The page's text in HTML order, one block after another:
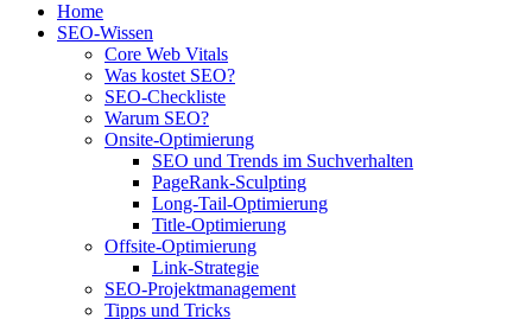
Home
SEO-Wissen
Core Web Vitals
Was kostet SEO?
SEO-Checkliste
Warum SEO?
Onsite-Optimierung
SEO und Trends im Suchverhalten
PageRank-Sculpting
Long-Tail-Optimierung
Title-Optimierung
Offsite-Optimierung
Link-Strategie
SEO-Projektmanagement
Tipps und Tricks